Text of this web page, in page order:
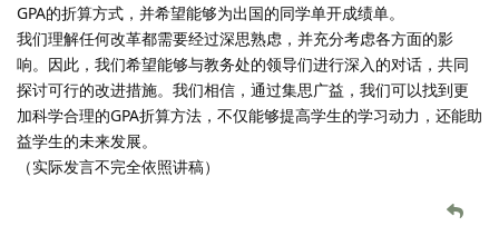
GPA的折算方式，并希望能够为出国的同学单开成绩单。
我们理解任何改革都需要经过深思熟虑，并充分考虑各方面的影
响。因此，我们希望能够与教务处的领导们进行深入的对话，共同
探讨可行的改进措施。我们相信，通过集思广益，我们可以找到更
加科学合理的GPA折算方法，不仅能够提高学生的学习动力，还能助
益学生的未来发展。
（实际发言不完全依照讲稿）